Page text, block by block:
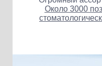
Около 3000